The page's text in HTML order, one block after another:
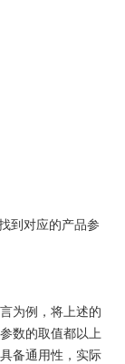
到对应的产品参
为例，将上述的
数的取值都以上
备通用性，实际